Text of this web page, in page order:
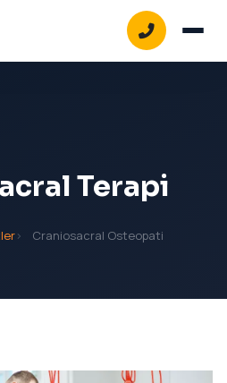
Terapi
Craniosacral Osteopati